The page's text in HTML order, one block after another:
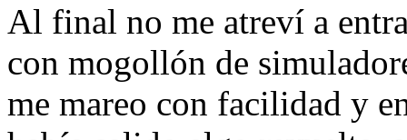
Al final no me atreví a
con mogollón de
me mareo con facilidad y